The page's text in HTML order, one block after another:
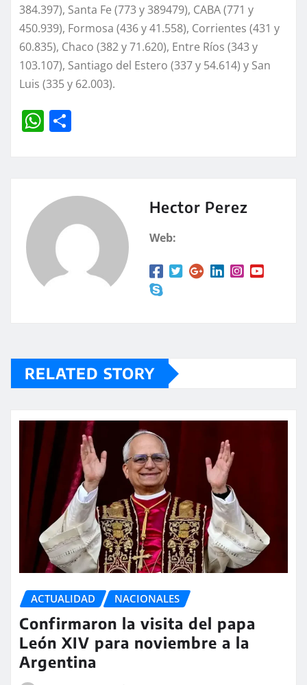
384.397), Santa Fe (773 y 389479), CABA (771 y
450.939), Formosa (436 y 41.558), Corrientes (431 y
60.835), Chaco (382 y 71.620), Entre Ríos (343 y
103.107), Santiago del Estero (337 y 54.614) y San
Luis (335 y 62.003).
W
A
p
rt
Hector Perez
Web:
RELATED STORY
ACTUALIDAD NACIONALES
Confirmaron la visita del papa
León XIV para noviembre a la
Argentina